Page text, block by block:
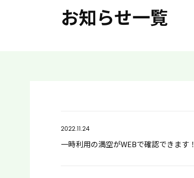
お知らせ一覧
2022.11.24
一時利用の満空がWEBで確認できます！